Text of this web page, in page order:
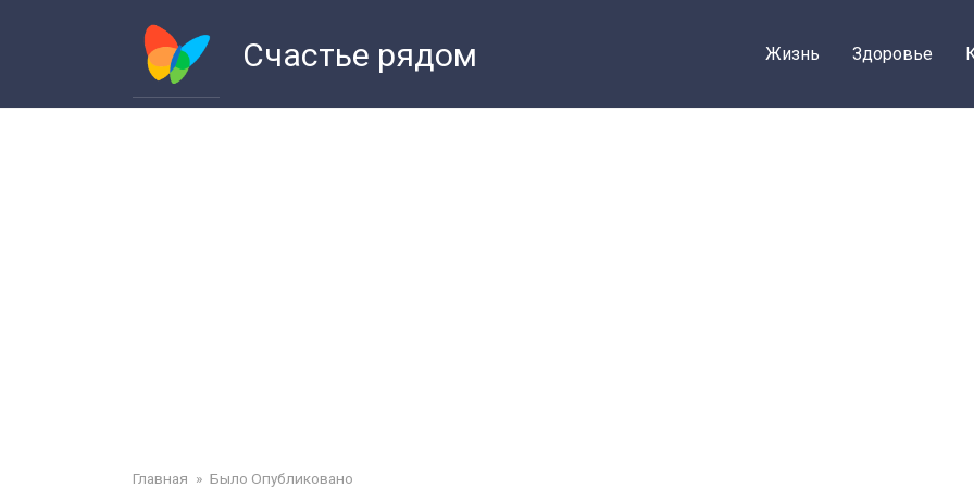
Счастье рядом Жизнь Здоровье
Главная » Было Опубликовано